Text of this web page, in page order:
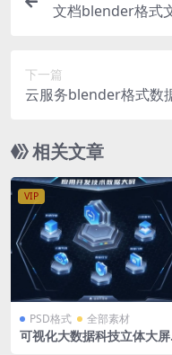
文档blender格式
下一篇
云服务blender格式数
相关文章
VIP
PSD格式 全部素材
可视化大数据科技立体大屏